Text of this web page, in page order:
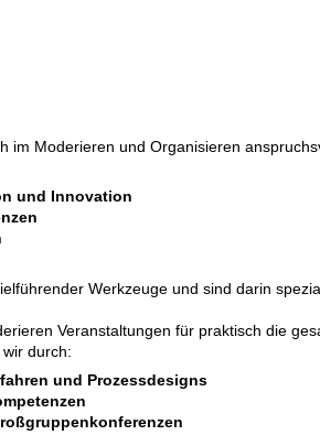
Moderieren und Organisieren
und Innovation
Werkzeuge und sind darin
Veranstaltungen für praktisch die
durch:
und Prozessdesigns